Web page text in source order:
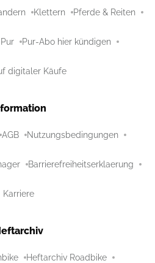
Klettern Pferde & Reiten
Pur-Abo hier kündigen
digitaler Käufe
AGB Nutzungsbedingungen
Barrierefreiheitserklaerung
Karriere
Heftarchiv Roadbike